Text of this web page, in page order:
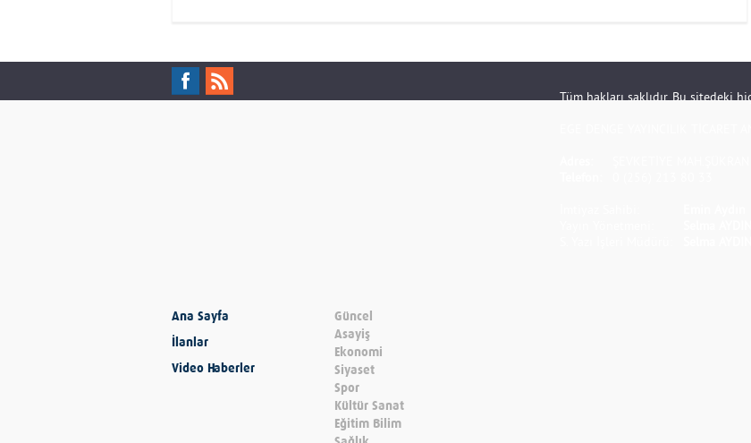
Tüm hakları saklıdır. Bu sitedeki
Ana Sayfa
İlanlar
Video Haberler
Güncel
Asayiş
Ekonomi
Siyaset
Spor
Kültür Sanat
Eğitim Bilim